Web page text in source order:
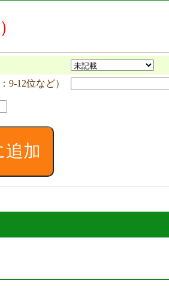
9-12位など）
追加